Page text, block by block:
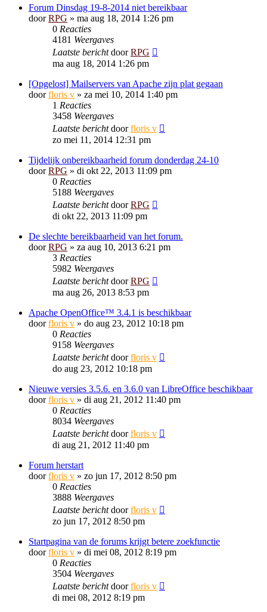
Forum Dinsdag 19-8-2014 niet bereikbaar
doorRPG » ma aug 18, 2014 1:26 pm
0 Reacties
4181 Weergaves
Laatste berichtdoorRPG
ma aug 18, 2014 1:26 pm
[Opgelost] Mailservers van Apache zijn plat gegaan
doorfloris v » za mei 10, 2014 1:40 pm
1 Reacties
3458 Weergaves
Laatste berichtdoorfloris v
zo mei 11, 2014 12:31 pm
Tijdelijk onbereikbaarheid forum donderdag 24-10
doorRPG » di okt 22, 2013 11:09 pm
0 Reacties
5188 Weergaves
Laatste berichtdoorRPG
di okt 22, 2013 11:09 pm
De slechte bereikbaarheid van het forum.
doorRPG » za aug 10, 2013 6:21 pm
3 Reacties
5982 Weergaves
Laatste berichtdoorRPG
ma aug 26, 2013 8:53 pm
Apache OpenOffice™ 3.4.1 is beschikbaar
doorfloris v » do aug 23, 2012 10:18 pm
0 Reacties
9158 Weergaves
Laatste berichtdoorfloris v
do aug 23, 2012 10:18 pm
Nieuwe versies 3.5.6. en 3.6.0 van LibreOffice beschikbaar
doorfloris v » di aug 21, 2012 11:40 pm
0 Reacties
8034 Weergaves
Laatste berichtdoorfloris v
di aug 21, 2012 11:40 pm
Forum herstart
doorfloris v » zo jun 17, 2012 8:50 pm
0 Reacties
3888 Weergaves
Laatste berichtdoorfloris v
zo jun 17, 2012 8:50 pm
Startpagina van de forums krijgt betere zoekfunctie
doorfloris v » di mei 08, 2012 8:19 pm
0 Reacties
3504 Weergaves
Laatste berichtdoorfloris v
di mei 08, 2012 8:19 pm